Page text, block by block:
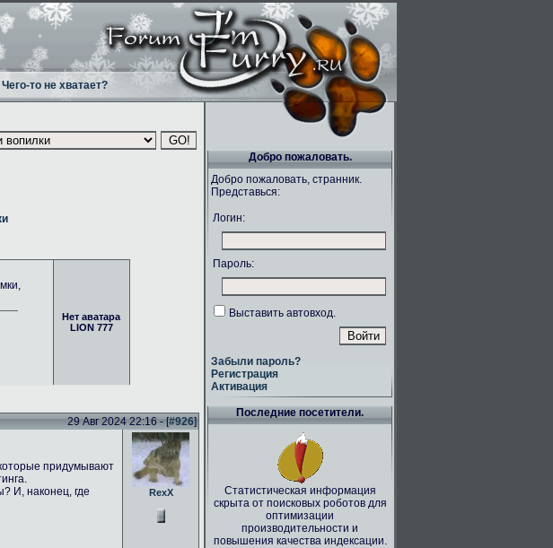
Чего-то не хватает?
Нет аватара
LION 777
29 Авг 2024 22:16 - [#926]
придумывают
И, наконец, где
RexX
Добро пожаловать.
Добро пожаловать, странник.
Представься:
Логин:
Пароль:
Выставить автовход.
Забыли пароль?
Регистрация
Активация
Последние посетители.
Статистическая информация
скрыта от поисковых роботов для
оптимизации
производительности и
повышения качества индексации.